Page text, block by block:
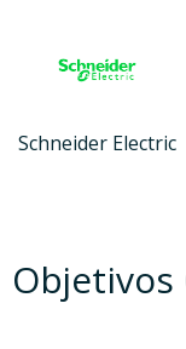
Schneider Electric